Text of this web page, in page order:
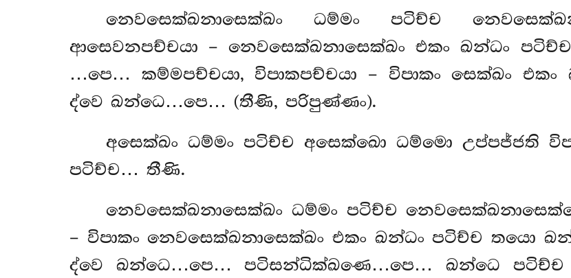
නෙවසෙක්ඛනාසෙක්ඛං ධම්මං පටිච්ච
ආසෙවනපච්චයා – නෙවසෙක්ඛනාසෙක්ඛං එකං ඛන්ධං
…පෙ… කම්මපච්චයා, විපාකපච්චයා – විපාකං සෙක්ඛං
ද්වෙ ඛන්ධෙ…පෙ… (තීණි, පරිපුණ්ණං).
අසෙක්ඛං ධම්මං පටිච්ච අසෙක්ඛො ධම්මො උප්පජ්ජති
පටිච්ච… තීණි.
නෙවසෙක්ඛනාසෙක්ඛං ධම්මං පටිච්ච
– විපාකං නෙවසෙක්ඛනාසෙක්ඛං එකං ඛන්ධං පටිච්ච තයො
ද්වෙ ඛන්ධෙ…පෙ… පටිසන්ධික්ඛණෙ…පෙ… ඛන්ධෙ පටිච්ච